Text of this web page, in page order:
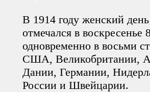
В 1914 году женский день
отмечался в воскресенье
одновременно в восьми
США, Великобритании,
Дании, Германии,
России и Швейцарии.